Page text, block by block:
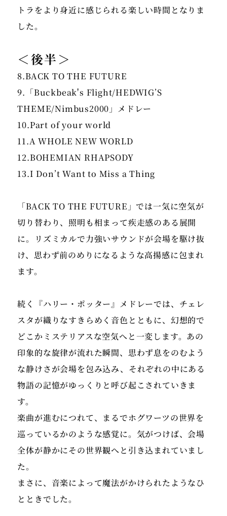
トラをより身近に感じられる楽しい時間となりま
した。
＜後半＞
8.BACK TO THE FUTURE
9.「Buckbeak's Flight/HEDWIG’S
THEME/Nimbus2000」メドレー
10.Part of your world
11.A WHOLE NEW WORLD
12.BOHEMIAN RHAPSODY
13.I Don’t Want to Miss a Thing
「BACK TO THE FUTURE」では一気に空気が
切り替わり、照明も相まって疾走感のある展開
に。リズミカルで力強いサウンドが会場を駆け抜
け、思わず前のめりになるような高揚感に包まれ
ます。
続く『ハリー・ポッター』メドレーでは、チェレ
スタが織りなすきらめく音色とともに、幻想的で
どこかミステリアスな空気へと一変します。あの
印象的な旋律が流れた瞬間、思わず息をのむよう
な静けさが会場を包み込み、それぞれの中にある
物語の記憶がゆっくりと呼び起こされていきま
す。
楽曲が進むにつれて、まるでホグワーツの世界を
巡っているかのような感覚に。気がつけば、会場
全体が静かにその世界観へと引き込まれていまし
た。
まさに、音楽によって魔法がかけられたようなひ
とときでした。